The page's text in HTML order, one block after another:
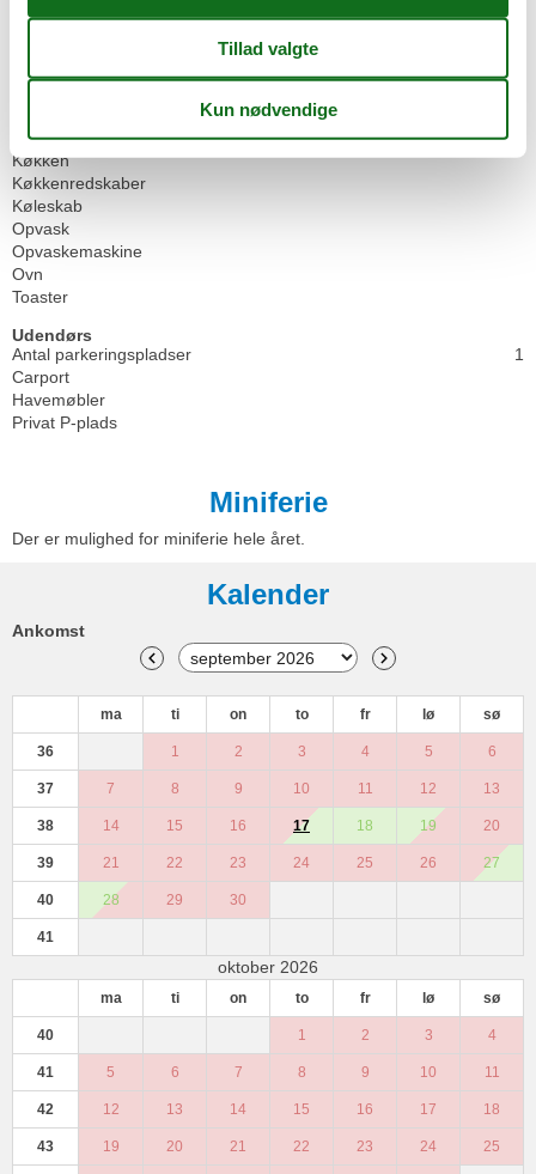
Vaskemaskine
Køkken
Kaffemaskine
Køkken
Køkkenredskaber
Køleskab
Opvask
Opvaskemaskine
Ovn
Toaster
Udendørs
Antal parkeringspladser
1
Carport
Havemøbler
Privat P-plads
Miniferie
Der er mulighed for miniferie hele året.
Kalender
Ankomst
ma ti on to fr lø sø
36 1 2 3 4 5 6
37 7 8 9 10 11 12 13
38 14 15 16 17 18 19 20
39 21 22 23 24 25 26 27
40 28 29 30
41
oktober 2026
ma ti on to fr lø sø
40 1 2 3 4
41 5 6 7 8 9 10 11
42 12 13 14 15 16 17 18
43 19 20 21 22 23 24 25